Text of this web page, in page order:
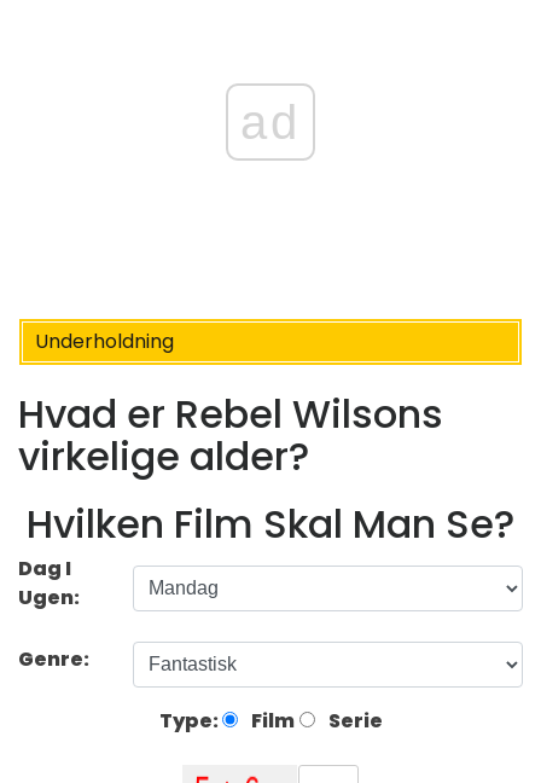
ad
Underholdning
Hvad er Rebel Wilsons
virkelige alder?
Hvilken Film Skal Man Se?
Dag I
Ugen:
Genre:
Type: Film Serie